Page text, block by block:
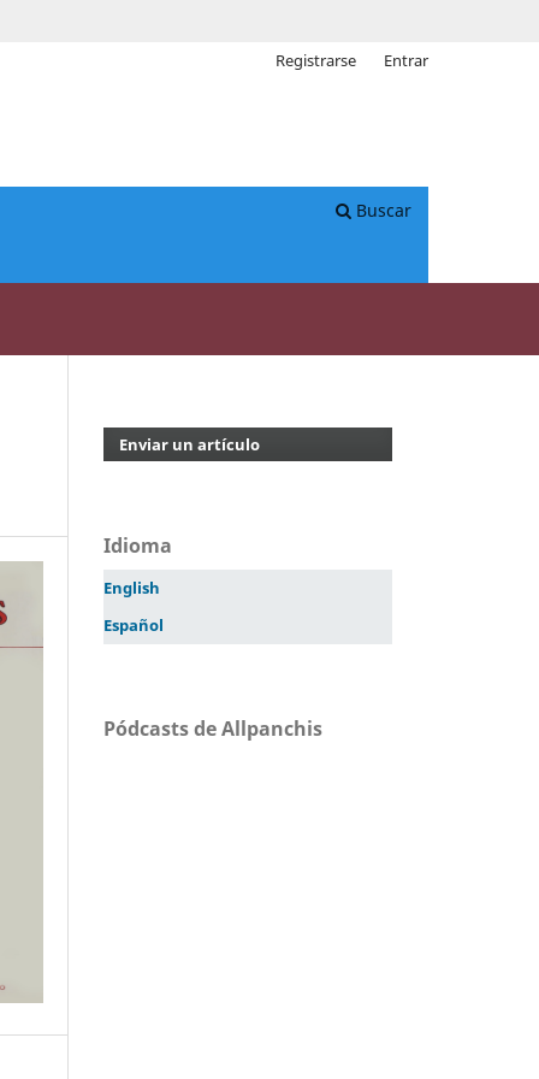
Buscar
Registrarse Entrar
Enviar un artículo
Idioma
English
Español
Pódcasts de Allpanchis